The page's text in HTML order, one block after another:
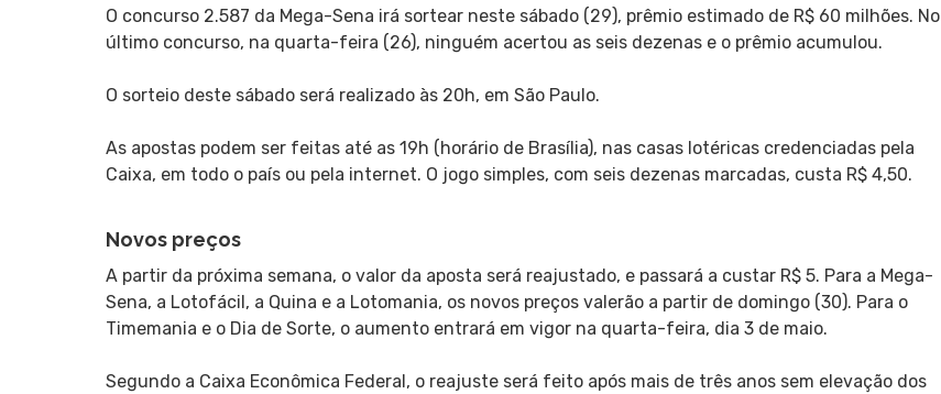
O concurso 2.587 da Mega-Sena irá sortear neste sábado (29), prêmio estimado de R$ 60 milhões. No
último concurso, na quarta-feira (26), ninguém acertou as seis dezenas e o prêmio acumulou.
O sorteio deste sábado será realizado às 20h, em São Paulo.
As apostas podem ser feitas até as 19h (horário de Brasília), nas casas lotéricas credenciadas pela
Caixa, em todo o país ou pela internet. O jogo simples, com seis dezenas marcadas, custa R$ 4,50.
Novos preços
A partir da próxima semana, o valor da aposta será reajustado, e passará a custar R$ 5. Para a Mega-
Sena, a Lotofácil, a Quina e a Lotomania, os novos preços valerão a partir de domingo (30). Para o
Timemania e o Dia de Sorte, o aumento entrará em vigor na quarta-feira, dia 3 de maio.
Segundo a Caixa Econômica Federal, o reajuste será feito após mais de três anos sem elevação dos